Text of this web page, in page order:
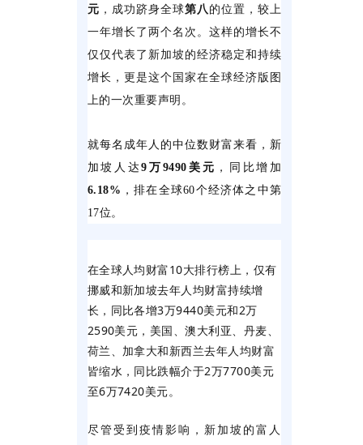
元 ，成功跻身全球第八 的位置，较上
一年增长了两个名次。这样的增长不
仅仅代表了新加坡的经济稳定和持续
增长，更是这个国家在全球经济版图
上的一次重要声明。
就每名成年人的中位数财富来看，新
加坡人达9万9490美元 ，同比增加
6.18% ，排在全球60个经济体之中第
17位。
在全球人均财富10大排行榜上，仅有
挪威和新加坡去年人均财富持续增
长，同比各增3万9440美元和2万
2590美元，美国、澳大利亚、丹麦、
荷兰、加拿大和新西兰去年人均财富
皆缩水，同比跌幅介于2万7700美元
至6万7420美元。
尽管受到疫情影响，新加坡的富人